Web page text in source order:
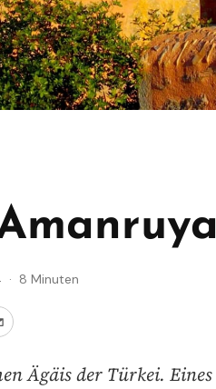
· 8 Minuten
Ägäis der Türkei. Eines